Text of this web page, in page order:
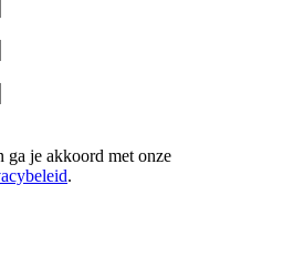
ga je akkoord met onze
.